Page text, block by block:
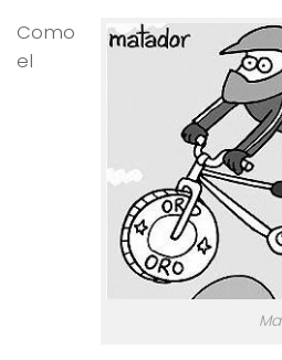
Como
el